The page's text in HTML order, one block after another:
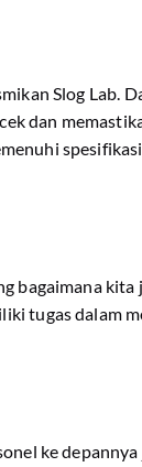
Slog Lab.
dan
bagaimana kita
tugas dalam
ke